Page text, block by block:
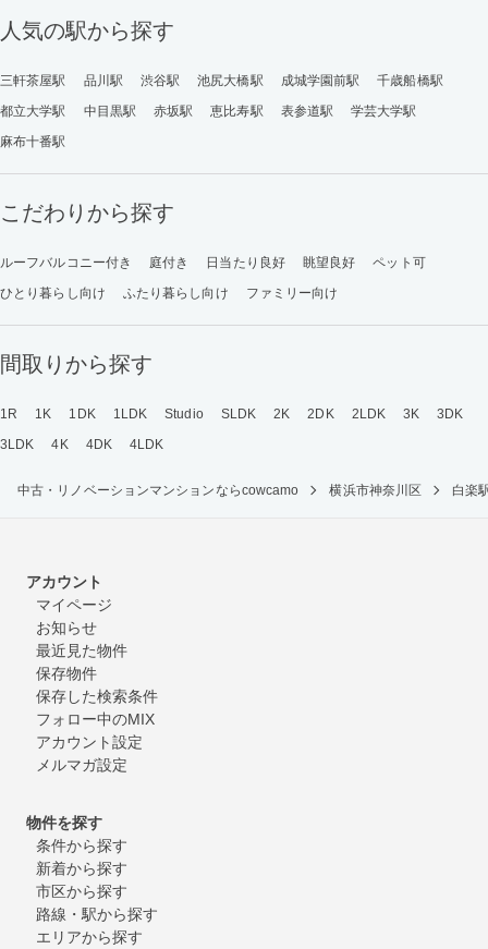
人気の駅から探す
三軒茶屋駅 品川駅 渋谷駅 池尻大橋駅 成城学園前駅
千歳船橋駅
都立大学駅
中目黒駅 赤坂駅 恵比寿駅 表参道駅
学芸大学駅
麻布十番駅
こだわりから探す
ルーフバルコニー付き 庭付き 日当たり良好 眺望良好
ペット可
ひとり暮らし向け
ふたり暮らし向け ファミリー向け
間取りから探す
1R 1K 1DK 1LDK Studio SLDK 2K 2DK 2LDK 3K
3DK
3LDK
4K 4DK 4LDK
中古・リノベーションマンションならcowcamo 横浜市神奈川区 白楽
アカウント
マイページ
お知らせ
最近見た物件
保存物件
保存した検索条件
フォロー中のMIX
アカウント設定
メルマガ設定
物件を探す
条件から探す
新着から探す
市区から探す
路線・駅から探す
エリアから探す